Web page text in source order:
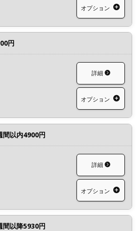
オプション
円
詳細
オプション
間以内4900円
詳細
オプション
間以降5930円